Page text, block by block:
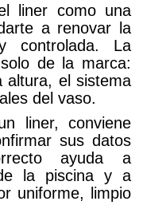
liner como una
a renovar la
controlada. La
de la marca:
altura, el sistema
del vaso.
liner, conviene
sus datos
ayuda a
la piscina y a
uniforme, limpio